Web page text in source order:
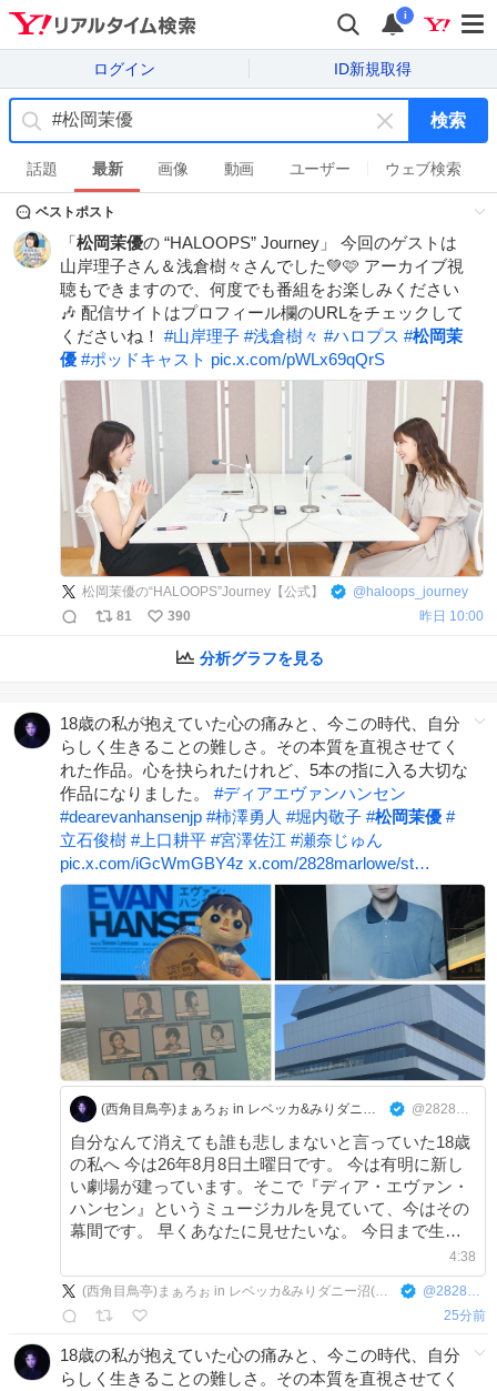
i
ログイン ID新規取得
キ
ー
ワ
ド
を
消
す
検索
話題 最新 画像 動画 ユーザー ウェブ検索
ベストポスト
「松岡茉優の “HALOOPS” Journey」 今回のゲストは
山岸理子さん＆浅倉樹々さんでした💚🩷 アーカイブ視
聴もできますので、何度でも番組をお楽しみください
🎶 配信サイトはプロフィール欄のURLをチェックして
くださいね！ #山岸理子 #浅倉樹々 #ハロプス #松岡茉
優 #ポッドキャスト pic.x.com/pWLx69qQrS
松岡茉優の“HALOOPS”Journey【公式】 @ haloops_journey
81
390 昨日 10:00
分析グラフを見る
18歳の私が抱えていた心の痛みと、今この時代、自分
らしく生きることの難しさ。その本質を直視させてく
れた作品。心を抉られたけれど、5本の指に入る大切な
作品になりました。 #ディアエヴァンハンセン
#dearevanhansenjp #柿澤勇人 #堀内敬子 #松岡茉優 #
立石俊樹 #上口耕平 #宮澤佐江 #瀬奈じゅん
pic.x.com/iGcWmGBY4z x.com/2828marlowe/st…
(西角目鳥亭)まぁろぉ in レベッカ&みりダニー沼(次回:8/7帝コン初日、8/8DEH) @2828marlowe
自分なんて消えても誰も悲しまないと言っていた18歳
の私へ 今は26年8月8日土曜日です。 今は有明に新し
い劇場が建っています。そこで『ディア・エヴァン・
ハンセン』というミュージカルを見ていて、今はその
幕間です。 早くあなたに見せたいな。 今日まで生き
4:38
(西角目鳥亭)まぁろぉ in レベッカ&みりダニー沼(次回:8/7帝コン初日、8/8DEH) @2828marlowe
25分前
18歳の私が抱えていた心の痛みと、今この時代、自分
らしく生きることの難しさ。その本質を直視させてく